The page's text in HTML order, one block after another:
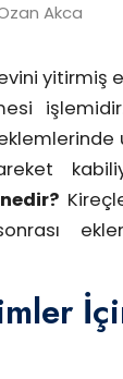
Akca
yitirmiş